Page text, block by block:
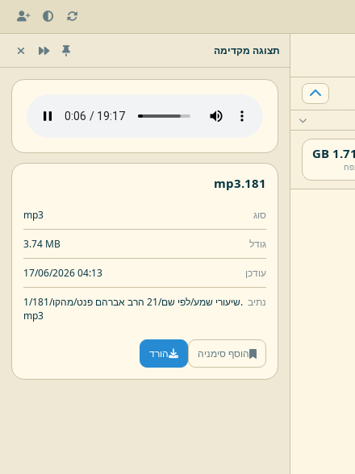
1.71 GB
תצוגה מקדימה
181.
mp3
סוג mp3
גודל 3.74 MB
עודכן 17/06/2026 04:13
נתיב שיעורי שמע/לפי שם/21 הרב אברהם פנט/ מהקו/ 1/
181.
mp3
הוסף סימניה הורד